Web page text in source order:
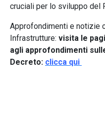
cruciali per lo sviluppo del
Approfondimenti e notizie
Infrastrutture: visita le
agli approfondimenti
Decreto: clicca qui